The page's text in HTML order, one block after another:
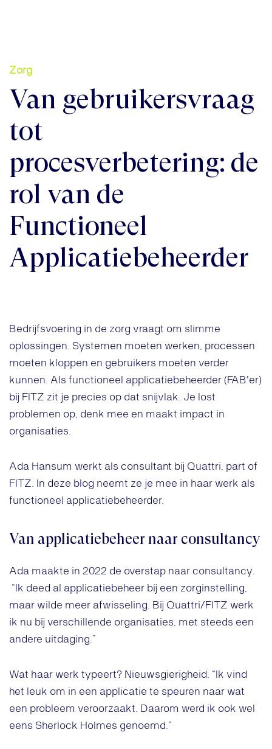
Zorg
Van gebruikersvraag
tot
procesverbetering: de
rol van de
Functioneel
Applicatiebeheerder
Bedrijfsvoering in de zorg vraagt om slimme
oplossingen. Systemen moeten werken, processen
moeten kloppen en gebruikers moeten verder
kunnen. Als functioneel applicatiebeheerder (FAB'er)
bij FITZ zit je precies op dat snijvlak. Je lost
problemen op, denk mee en maakt impact in
organisaties.
Ada Hansum werkt als consultant bij Quattri, part of
FITZ. In deze blog neemt ze je mee in haar werk als
functioneel applicatiebeheerder.
Van applicatiebeheer naar consultancy
Ada maakte in 2022 de overstap naar consultancy.
“Ik deed al applicatiebeheer bij een zorginstelling,
maar wilde meer afwisseling. Bij Quattri/FITZ werk
ik nu bij verschillende organisaties, met steeds een
andere uitdaging.”
Wat haar werk typeert? Nieuwsgierigheid. “Ik vind
het leuk om in een applicatie te speuren naar wat
een probleem veroorzaakt. Daarom werd ik ook wel
eens Sherlock Holmes genoemd.”